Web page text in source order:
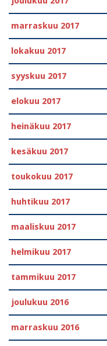
marraskuu 2017
lokakuu 2017
syyskuu 2017
elokuu 2017
heinäkuu 2017
kesäkuu 2017
toukokuu 2017
huhtikuu 2017
maaliskuu 2017
helmikuu 2017
tammikuu 2017
joulukuu 2016
marraskuu 2016